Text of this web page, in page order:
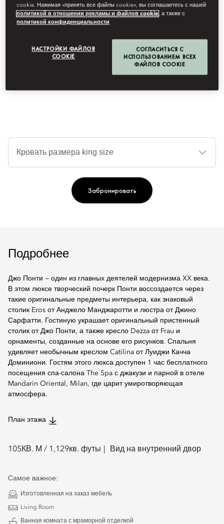
ОФОРМЛЕНИЕМ
Этот люкс располагает гостиной, спальней и гостевой ванной
комнатой. Его оформление — дань уважения творчеству
дизайнера Джо Понти. многие работы которого украшают
интерьер этого номера. Ванная комната оборудована
Забронировать
Подробнее
Джо Понти — один из главных деятелей модернизма XX века.
В этом люксе творческий почерк Понти воссоздается через
такие оригинальные предметы интерьера, как знаковый
столик Eros от Анджело Манджаротти и люстра от Джино
Сарфатти. Гостиную украшает оригинальный пристенный
столик от Джо Понти, а также кресло Dezza от Frau и
орнаменты, созданные на основе его рисунков. Спальня
удивляет необычным креслом Catilina от Луиджи Качча
Доминиони. Гостям этого люкса доступен 1 час бесплатного
посещения спа-салона The Spa с джакузи и парной в отеле
Mandarin Oriental, Milan, где царит умиротворяющая
атмосфера.
План этажа
105КВ. М / 1,129кв. футы Вид на внутренний двор
Самое важное:
Изготовленная на заказ мебель
Living Room
Ванная комната с мраморной отделкой
cookie. Нажимая «принять все файлы cookie», вы соглашаетесь с нашей
политикой в отношении рекламы и файлов cookie, а также с
политикой конфиденциальности
НАСТРОЙКИ ФАЙЛОВ
COOKIE
СОГЛАСИТЬСЯ С
ИСПОЛЬЗОВАНИЕМ ВСЕХ
ФАЙЛОВ COOKIE